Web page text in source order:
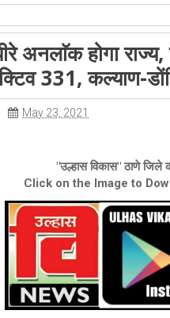
ulhasnagar
उल्हासनगर में नए मरीज 22 एक्टिव 507,
अनलाॅक होगा
331, कल्याण-
May 23, 2021
"उल्हास विकास" ठाणे जिले
Click on the Image to